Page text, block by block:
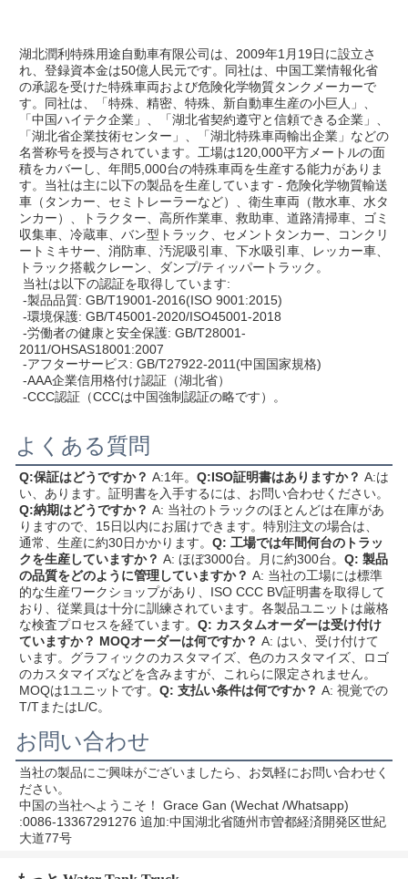
湖北潤利特殊用途自動車有限公司は、2009年1月19日に設立さ
れ、登録資本金は50億人民元です。同社は、中国工業情報化省
の承認を受けた特殊車両および危険化学物質タンクメーカーで
す。同社は、「特殊、精密、特殊、新自動車生産の小巨人」、
「中国ハイテク企業」、「湖北省契約遵守と信頼できる企業」、
「湖北省企業技術センター」、「湖北特殊車両輸出企業」などの
名誉称号を授与されています。工場は120,000平方メートルの面
積をカバーし、年間5,000台の特殊車両を生産する能力がありま
す。当社は主に以下の製品を生産しています - 危険化学物質輸送
車（タンカー、セミトレーラーなど）、衛生車両（散水車、水タ
ンカー）、トラクター、高所作業車、救助車、道路清掃車、ゴミ
収集車、冷蔵車、バン型トラック、セメントタンカー、コンクリ
ートミキサー、消防車、汚泥吸引車、下水吸引車、レッカー車、
トラック搭載クレーン、ダンプ/ティッパートラック。
当社は以下の認証を取得しています:
-製品品質: GB/T19001-2016(ISO 9001:2015)
-環境保護: GB/T45001-2020/ISO45001-2018
2011/OHSAS18001:2007
-アフターサービス: GB/T27922-2011(中国国家規格)
-AAA企業信用格付け認証（湖北省）
-CCC認証（CCCは中国強制認証の略です）。
よくある質問
Q:保証はどうですか？ A:1年。 Q:ISO証明書はありますか？ A:は
い、あります。証明書を入手するには、お問い合わせください。
Q:納期はどうですか？ A: 当社のトラックのほとんどは在庫があ
りますので、15日以内にお届けできます。特別注文の場合は、
通常、生産に約30日かかります。 Q: 工場では年間何台のトラッ
クを生産していますか？ A: ほぼ3000台。月に約300台。 Q: 製品
の品質をどのように管理していますか？ A: 当社の工場には標準
的な生産ワークショップがあり、ISO CCC BV証明書を取得して
おり、従業員は十分に訓練されています。各製品ユニットは厳格
な検査プロセスを経ています。 Q: カスタムオーダーは受け付け
ていますか？ MOQオーダーは何ですか？ A: はい、受け付けて
います。グラフィックのカスタマイズ、色のカスタマイズ、ロゴ
のカスタマイズなどを含みますが、これらに限定されません。
MOQは1ユニットです。 Q: 支払い条件は何ですか？ A: 視覚での
T/TまたはL/C。
お問い合わせ
当社の製品にご興味がございましたら、お気軽にお問い合わせく
ださい。
中国の当社へようこそ！
Grace Gan (Wechat /Whatsapp)
:0086-13367291276 追加:中国湖北省随州市曽都経済開発区世紀
大道77号